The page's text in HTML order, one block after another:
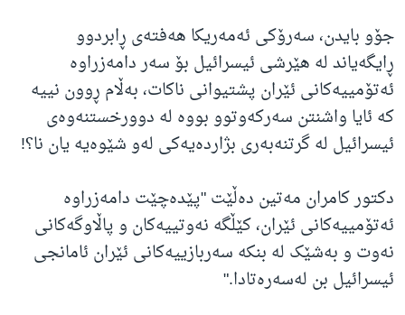
جۆو بایدن، سەرۆکی ئەمەریکا هەفتەی ڕابردوو
ڕایگەیاند لە هێرشی ئیسرائیل بۆ سەر دامەزراوە
ئەتۆمییەکانی ئێران پشتیوانی ناکات، بەڵام ڕوون نییە
کە ئایا واشنتن سەرکەوتوو بووە لە دوورخستنەوەی
ئیسرائیل لە گرتنەبەری بژاردەیەکی لەو شێوەیە یان نا؟!
دکتور کامران مەتین دەڵێت "پێدەچێت دامەزراوە
ئەتۆمییەکانی ئێران، کێڵگە نەوتییەکان و پاڵاوگەکانی
نەوت و بەشێک لە بنکە سەربازییەکانی ئێران ئامانجی
ئیسرائیل بن لەسەرەتادا."